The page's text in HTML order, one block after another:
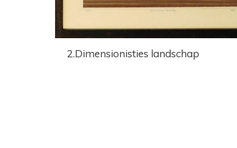
2.Dimensionisties landschap